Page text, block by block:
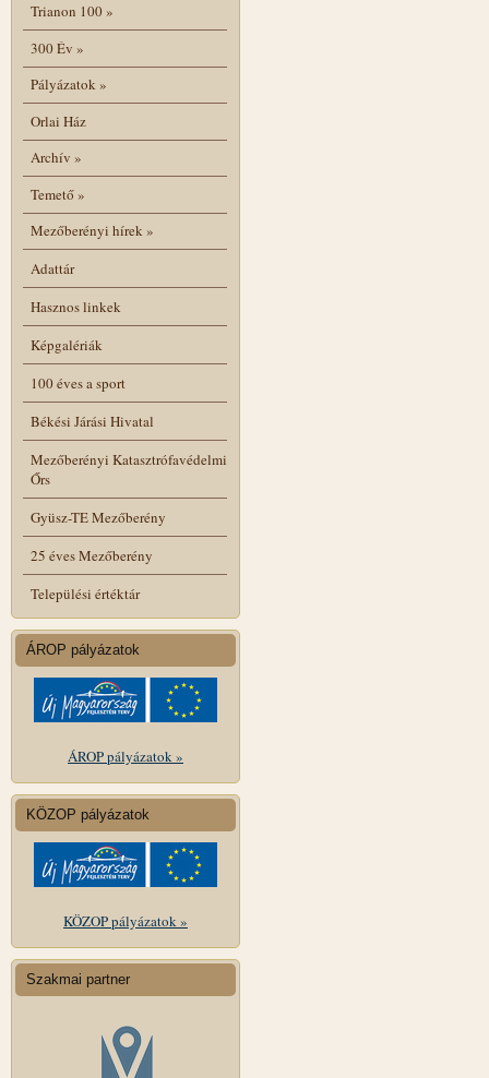
Trianon 100»
300 Év »
Pályázatok»
Orlai Ház
Archív »
Temető»
Mezőberényi hírek»
Adattár
Hasznos linkek
Képgalériák
100 éves a sport
Békési Járási Hivatal
Mezőberényi Katasztrófavédelmi
Őrs
Gyüsz-TE Mezőberény
25 éves Mezőberény
Települési értéktár
ÁROP pályázatok
ÁROP pályázatok »
KÖZOP pályázatok
KÖZOP pályázatok »
Szakmai partner